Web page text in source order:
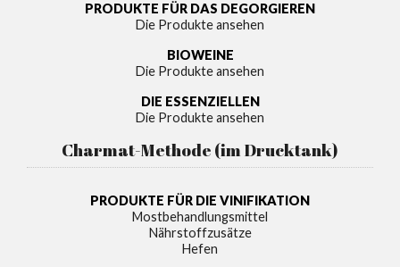
PRODUKTE FÜR DAS DEGORGIEREN
Die Produkte ansehen
BIOWEINE
Die Produkte ansehen
DIE ESSENZIELLEN
Die Produkte ansehen
Charmat-Methode (im Drucktank)
PRODUKTE FÜR DIE VINIFIKATION
Mostbehandlungsmittel
Nährstoffzusätze
Hefen